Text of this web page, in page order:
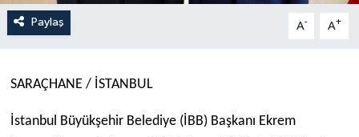
Paylaş A- A+
SARAÇHANE / İSTANBUL
İstanbul Büyükşehir Belediye (İBB) Başkanı Ekrem